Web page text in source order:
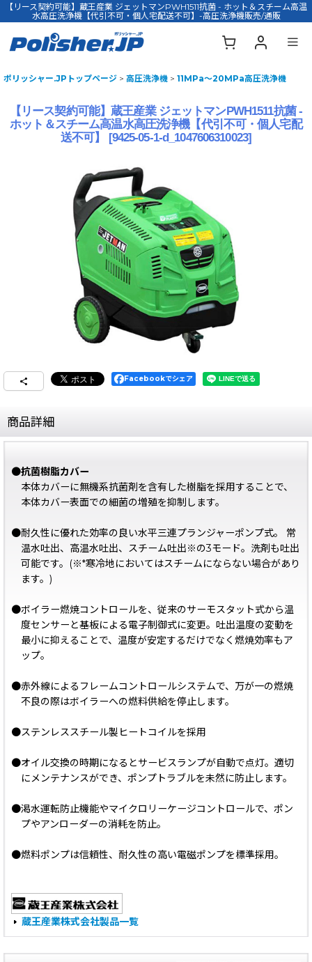
【リース契約可能】蔵王産業 ジェットマンPWH1511抗菌 - ホット＆スチーム高温
水高圧洗浄機【代引不可・個人宅配送不可】-高圧洗浄機販売/通販
ポリッシャー.JPトップページ > 高圧洗浄機 > 11MPa〜20MPa高圧洗浄機
【リース契約可能】蔵王産業 ジェットマンPWH1511抗菌 -
ホット＆スチーム高温水高圧洗浄機【代引不可・個人宅配
送不可】
[9425-05-1-d_1047606310023]
Facebookでシェア
商品詳細
●抗菌樹脂カバー
本体カバーに無機系抗菌剤を含有した樹脂を採用することで、
本体カバー表面での細菌の増殖を抑制します。
●耐久性に優れた効率の良い水平三連プランジャーポンプ式。 常
温水吐出、高温水吐出、スチーム吐出※の3モード。洗剤も吐出
可能です。(※*寒冷地においてはスチームにならない場合があり
ます。)
●ボイラー燃焼コントロールを、従来のサーモスタット式から温
度センサーと基板による電子制御式に変更。吐出温度の変動を
最小に抑えることで、温度が安定するだけでなく燃焼効率もア
ップ。
●赤外線によるフレームコントロールシステムで、万が一の燃焼
不良の際はボイラーへの燃料供給を停止します。
●ステンレススチール製ヒートコイルを採用
●オイル交換の時期になるとサービスランプが自動で点灯。適切
にメンテナンスができ、ポンプトラブルを未然に防止します。
●渇水運転防止機能やマイクロリーケージコントロールで、ポン
プやアンローダーの消耗を防止。
●燃料ポンプは信頼性、耐久性の高い電磁ポンプを標準採用。
蔵王産業株式会社製品一覧